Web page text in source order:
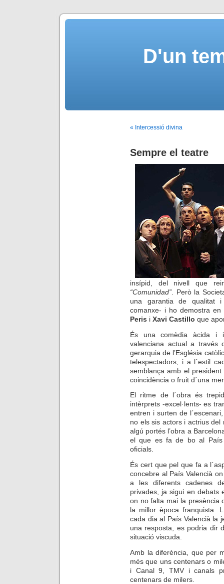
D'un
« Intercessió divina
Sempre el teatre
insípid, del nivell que
“Comunidad” . Però la
una garantia de qualitat
comanxe- i ho demostra
Peris i Xavi Castillo que
És una comèdia àcida i
valenciana actual a través
gerarquia de l’Església
telespectadors, i a l´estil
semblança amb el
coincidència o fruit d´una
El ritme de l´obra és
intèrprets -excel·lents- es
entren i surten de
no els sis actors i actrius del
algú portés l’obra a
el que es fa de bo al País
oficials.
És cert que pel que fa a
concebre al País Valencià
a les diferents cadenes
privades, ja sigui en debats
on no falta mai la presència
la millor època franquista.
cada dia al País Valencià la
una resposta, es podria dir
situació viscuda.
Amb la diferència, que per
més que uns centenars o
i Canal 9, TMV i canals
centenars de milers.